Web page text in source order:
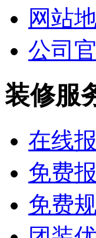
网站
公司
装修服
在线
免费
免费